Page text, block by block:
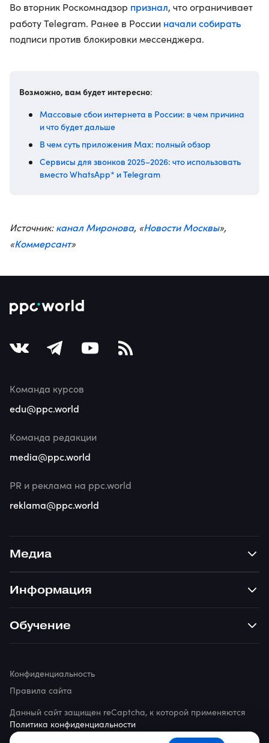
Во вторник Роскомнадзор признал, что ограничивает
работу Telegram. Ранее в России начали собирать
подписи против блокировки мессенджера.
Возможно, вам будет интересно:
Массовые сбои интернета в России: в чем причина
и что будет дальше
В чем суть приложения Max: полный обзор
Сервисы для звонков 2025–2026: что использовать
вместо WhatsApp* и Telegram
Источник:канал Миронова, «Новости Москвы»,
«Коммерсант»
Медиа
Информация
Обучение
Команда курсов
edu@ppc.world
Команда редакции
media@ppc.world
PR и реклама на ppc.world
reklama@ppc.world
Данный сайт защищен reCaptcha, к которой применяются
Политика конфиденциальности
Конфиденциальность
Правила сайта